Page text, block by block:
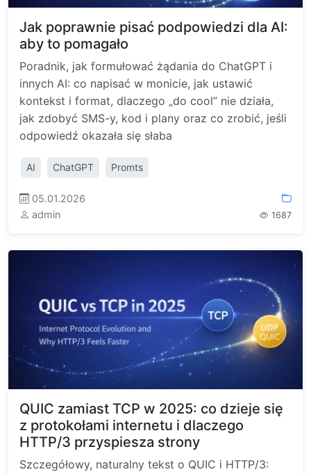
Jak poprawnie pisać podpowiedzi dla AI:
aby to pomagało
Poradnik, jak formułować żądania do ChatGPT i
innych AI: co napisać w monicie, jak ustawić
kontekst i format, dlaczego „do cool” nie działa,
jak zdobyć SMS-y, kod i plany oraz co zrobić, jeśli
odpowiedź okazała się słaba
AI ChatGPT Promts
05.01.2026
admin
1687
QUIC zamiast TCP w 2025: co dzieje się
z protokołami internetu i dlaczego
HTTP/3 przyspiesza strony
Szczegółowy, naturalny tekst o QUIC i HTTP/3: